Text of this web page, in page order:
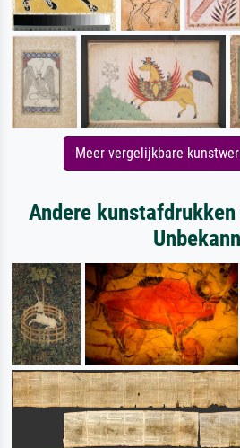
Meer vergelijkbare
Andere